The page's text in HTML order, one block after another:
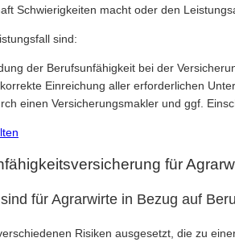
Schwierigkeiten macht oder den
sind:
der Berufsunfähigkeit bei der
Einreichung aller erforderlichen
einen Versicherungsmakler und ggf.
für
für Agrarwirte in Bezug auf
Risiken ausgesetzt, die zu